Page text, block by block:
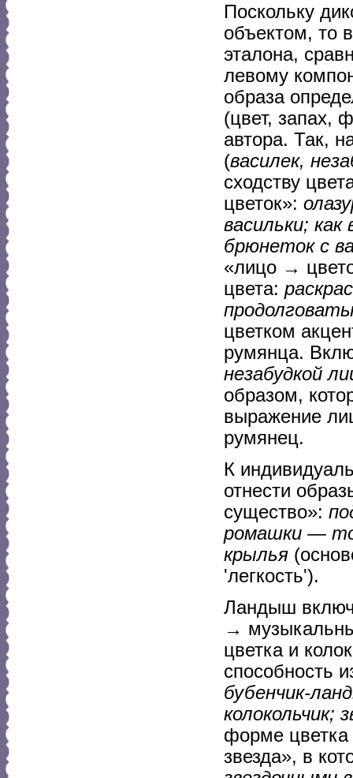
Поскольку
объектом, то
эталона,
левому
образа
(цвет, запах,
автора. Так,
(василек,
сходству
цветок»:
васильки;
брюнеток с
«лицо →
цвета:
цветком
румянца.
незабудкой
образом,
выражение
румянец.
К
отнести
существо»:
ромашки —
крылья
'легкость').
Ландыш
→
цветка и
способность
бубенчик-
колокольчик;
форме цветка
звезда», в